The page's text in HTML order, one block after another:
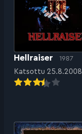
Hellraiser 1987
Katsottu 25.8.2008